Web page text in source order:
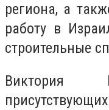
региона, а
работу в
строительные
Виктория